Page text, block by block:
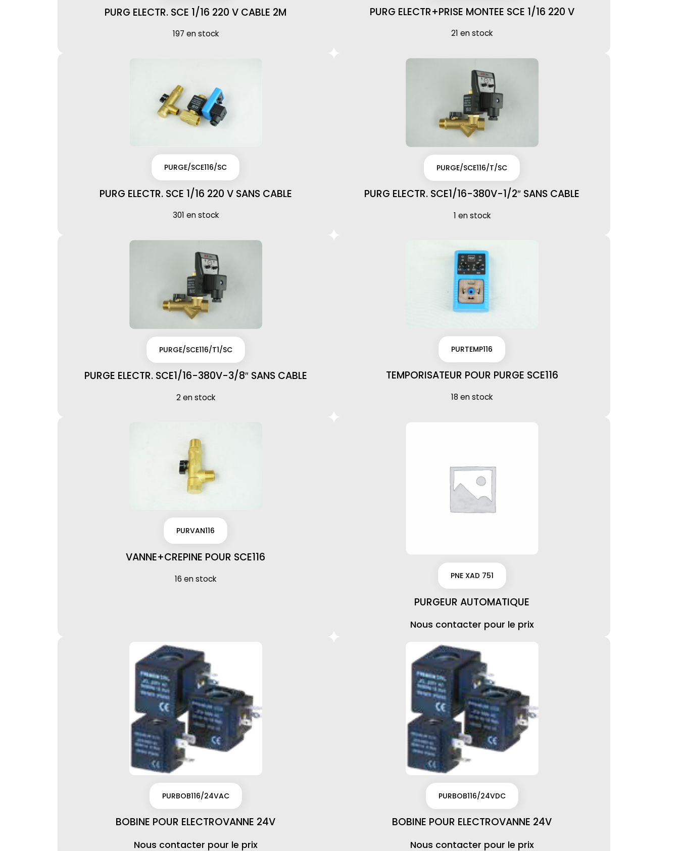
PURG ELECTR. SCE 1/16 220 V CABLE 2M
197 en stock
PURG ELECTR+PRISE MONTEE SCE 1/16 220 V
21 en stock
PURGE/SCE116/SC
PURG ELECTR. SCE 1/16 220 V SANS CABLE
301 en stock
PURGE/SCE116/T/SC
PURG ELECTR. SCE1/16-380V-1/2″ SANS CABLE
1 en stock
PURGE/SCE116/T1/SC
PURGE ELECTR. SCE1/16-380V-3/8″ SANS CABLE
2 en stock
PURTEMP116
TEMPORISATEUR POUR PURGE SCE116
18 en stock
PURVAN116
VANNE+CREPINE POUR SCE116
16 en stock PNE XAD 751
PURGEUR AUTOMATIQUE
Nous contacter pour le prix
PURBOB116/24VAC
BOBINE POUR ELECTROVANNE 24V
Nous contacter pour le prix
PURBOB116/24VDC
BOBINE POUR ELECTROVANNE 24V
Nous contacter pour le prix